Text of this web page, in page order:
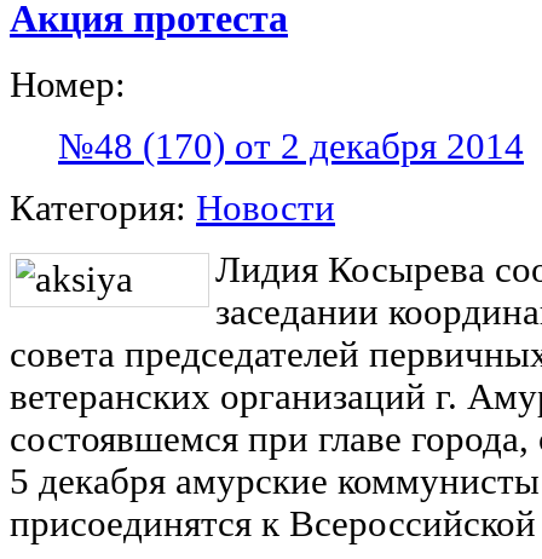
Акция протеста
Номер:
№48 (170) от 2 декабря 2014
Категория: Новости
Лидия Косырева
заседании
совета председателей
ветеранских организаций г.
состоявшемся при главе
5 декабря амурские коммунисты
присоединятся к